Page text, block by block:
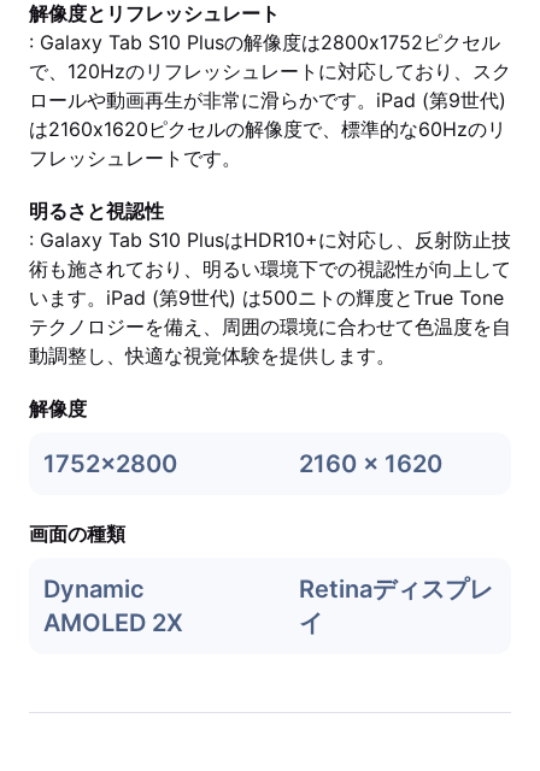
解像度とリフレッシュレート
: Galaxy Tab S10 Plusの解像度は2800x1752ピクセル
で、120Hzのリフレッシュレートに対応しており、スク
ロールや動画再生が非常に滑らかです。iPad (第9世代)
は2160x1620ピクセルの解像度で、標準的な60Hzのリ
フレッシュレートです。
明るさと視認性
: Galaxy Tab S10 PlusはHDR10+に対応し、反射防止技
術も施されており、明るい環境下での視認性が向上して
います。iPad (第9世代) は500ニトの輝度とTrue Tone
テクノロジーを備え、周囲の環境に合わせて色温度を自
動調整し、快適な視覚体験を提供します。
解像度
1752x2800 2160 x 1620
画面の種類
Dynamic
AMOLED 2X
Retinaディスプレ
イ